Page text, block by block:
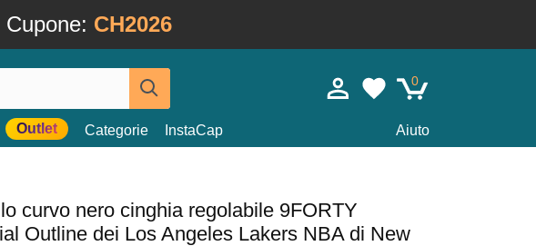
Cupone: CH2026
0
Outlet Categorie InstaCap Aiuto
curvo nero cinghia regolabile 9FORTY
Outline dei Los Angeles Lakers NBA di New